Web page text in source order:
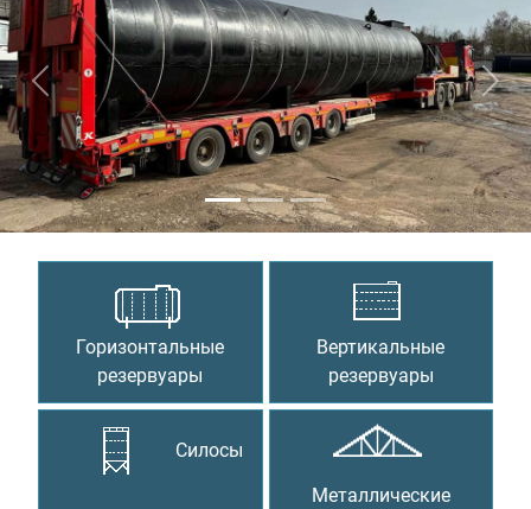
Предыдущий
Горизонтальные
резервуары
Вертикальные
резервуары
Силосы
Металлические